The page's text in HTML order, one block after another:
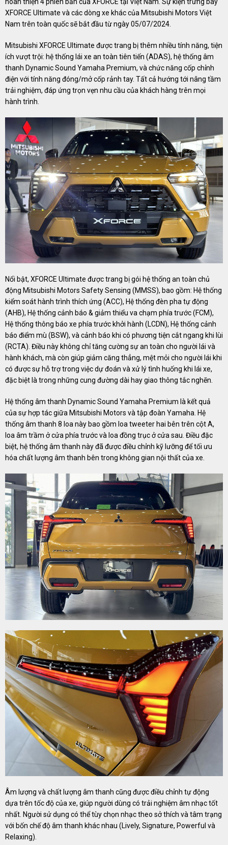
XFORCE Ultimate và các dòng xe khác của Mitsubishi Motors Việt
Nam trên toàn quốc sẽ bắt đầu từ ngày 05/07/2024.
Mitsubishi XFORCE Ultimate được trang bị thêm nhiều tính năng, tiện
ích vượt trội: hệ thống lái xe an toàn tiên tiến (ADAS), hệ thống âm
thanh Dynamic Sound Yamaha Premium, và chức năng cốp chỉnh
điện với tính năng đóng/mở cốp rảnh tay. Tất cả hướng tới nâng tầm
trải nghiệm, đáp ứng trọn vẹn nhu cầu của khách hàng trên mọi
hành trình.
Nổi bật, XFORCE Ultimate được trang bị gói hệ thống an toàn chủ
động Mitsubishi Motors Safety Sensing (MMSS), bao gồm: Hệ thống
kiểm soát hành trình thích ứng (ACC), Hệ thống đèn pha tự động
(AHB), Hệ thống cảnh báo & giảm thiểu va chạm phía trước (FCM),
Hệ thống thông báo xe phía trước khởi hành (LCDN), Hệ thống cảnh
báo điểm mù (BSW), và cảnh báo khi có phương tiện cắt ngang khi lùi
(RCTA). Điều này không chỉ tăng cường sự an toàn cho người lái và
hành khách, mà còn giúp giảm căng thẳng, mệt mỏi cho người lái khi
có được sự hỗ trợ trong việc dự đoán và xử lý tình huống khi lái xe,
đặc biệt là trong những cung đường dài hay giao thông tắc nghẽn.
Hệ thống âm thanh Dynamic Sound Yamaha Premium là kết quả
của sự hợp tác giữa Mitsubishi Motors và tập đoàn Yamaha. Hệ
thống âm thanh 8 loa này bao gồm loa tweeter hai bên trên cột A,
loa âm trầm ở cửa phía trước và loa đồng trục ở cửa sau. Điều đặc
biệt, hệ thống âm thanh này đã được điều chỉnh kỹ lưỡng để tối ưu
hóa chất lượng âm thanh bên trong không gian nội thất của xe.
Âm lượng và chất lượng âm thanh cũng được điều chỉnh tự động
dựa trên tốc độ của xe, giúp người dùng có trải nghiệm âm nhạc tốt
nhất. Người sử dụng có thể tùy chọn nhạc theo sở thích và tâm trạng
với bốn chế độ âm thanh khác nhau (Lively, Signature, Powerful và
Relaxing).